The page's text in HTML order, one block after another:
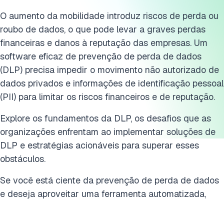
O aumento da mobilidade introduz riscos de perda ou
roubo de dados, o que pode levar a graves perdas
financeiras e danos à reputação das empresas. Um
software eficaz de prevenção de perda de dados
(DLP) precisa impedir o movimento não autorizado de
dados privados e informações de identificação pessoal
(PII) para limitar os riscos financeiros e de reputação.
Explore os fundamentos da DLP, os desafios que as
organizações enfrentam ao implementar soluções de
DLP e estratégias acionáveis para superar esses
obstáculos.
Se você está ciente da prevenção de perda de dados
e deseja aproveitar uma ferramenta automatizada,
Cite esta pesquisa